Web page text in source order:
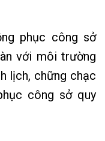
phục công sở
với môi trường
lịch, chững chạc
công sở quy